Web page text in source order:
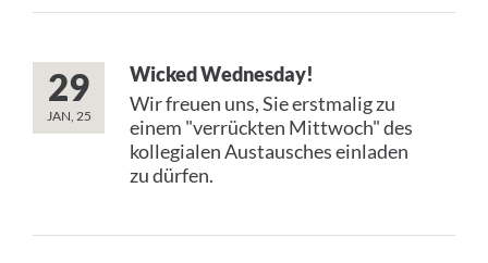
29
JAN, 25
Wicked Wednesday!
Wir freuen uns, Sie erstmalig zu
einem "verrückten Mittwoch" des
kollegialen Austausches einladen
zu dürfen.